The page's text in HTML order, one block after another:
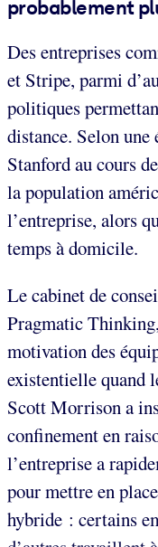
probablement
Des entreprises
et Stripe, parmi
politiques
distance. Selon une
Stanford au cours
la population
l’entreprise, alors
temps à domicile.
Le cabinet de
Pragmatic
motivation des
existentielle quand
Scott Morrison a
confinement en
l’entreprise a
pour mettre en
hybride : certains